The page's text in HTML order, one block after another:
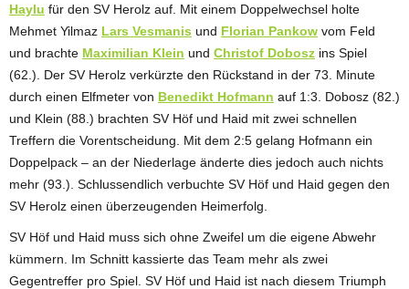
Haylu für den SV Herolz auf. Mit einem Doppelwechsel holte
Mehmet Yilmaz Lars Vesmanis und Florian Pankow vom Feld
und brachte Maximilian Klein und Christof Dobosz ins Spiel
(62.). Der SV Herolz verkürzte den Rückstand in der 73. Minute
durch einen Elfmeter von Benedikt Hofmann auf 1:3. Dobosz (82.)
und Klein (88.) brachten SV Höf und Haid mit zwei schnellen
Treffern die Vorentscheidung. Mit dem 2:5 gelang Hofmann ein
Doppelpack – an der Niederlage änderte dies jedoch auch nichts
mehr (93.). Schlussendlich verbuchte SV Höf und Haid gegen den
SV Herolz einen überzeugenden Heimerfolg.
SV Höf und Haid muss sich ohne Zweifel um die eigene Abwehr
kümmern. Im Schnitt kassierte das Team mehr als zwei
Gegentreffer pro Spiel. SV Höf und Haid ist nach diesem Triumph